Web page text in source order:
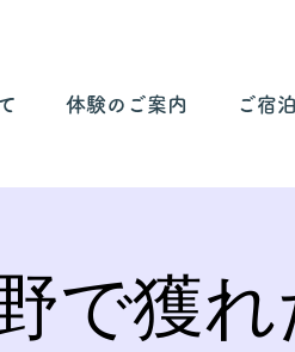
体験のご案内 ご宿
で獲れ